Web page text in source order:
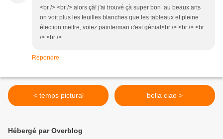
<br /> <br /> alors çà! j'ai trouvé çà super bon au beaux arts
on voit plus les feuilles blanches que les tableaux et pleine
élection mettre, votez painterman c'est génial<br /> <br /> <br
/> <br />
Répondre
< temps pictural bella ciao >
Hébergé par Overblog